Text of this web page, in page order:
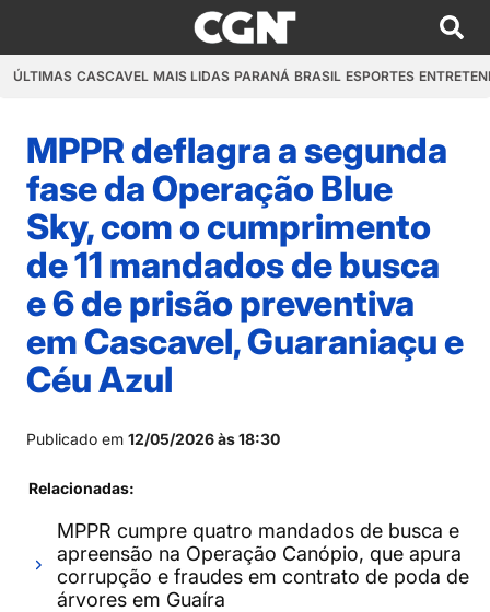
ÚLTIMAS CASCAVEL MAIS LIDAS PARANÁ BRASIL ESPORTES
MPPR deflagra a segunda
fase da Operação Blue
Sky, com o cumprimento
de 11 mandados de busca
e 6 de prisão preventiva
em Cascavel, Guaraniaçu e
Céu Azul
Publicado em 12/05/2026 às 18:30
Relacionadas:
MPPR cumpre quatro mandados de busca e
apreensão na Operação Canópio, que apura
corrupção e fraudes em contrato de poda de
árvores em Guaíra